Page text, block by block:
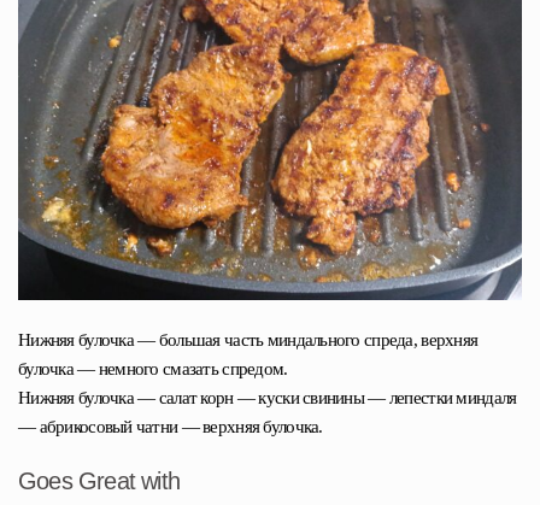
Нижняя булочка — большая часть миндального спреда, верхняя
булочка — немного смазать спредом.
Нижняя булочка — салат корн — куски свинины — лепестки миндаля
— абрикосовый чатни — верхняя булочка.
Goes Great with